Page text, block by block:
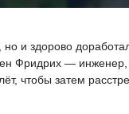
и здорово
Фридрих — инженер,
чтобы затем